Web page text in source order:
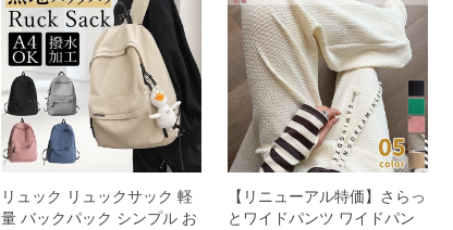
リュック リュックサック 軽
量 バックパック シンプル お
【リニューアル特価】さらっ
とワイドパンツ ワイドパン